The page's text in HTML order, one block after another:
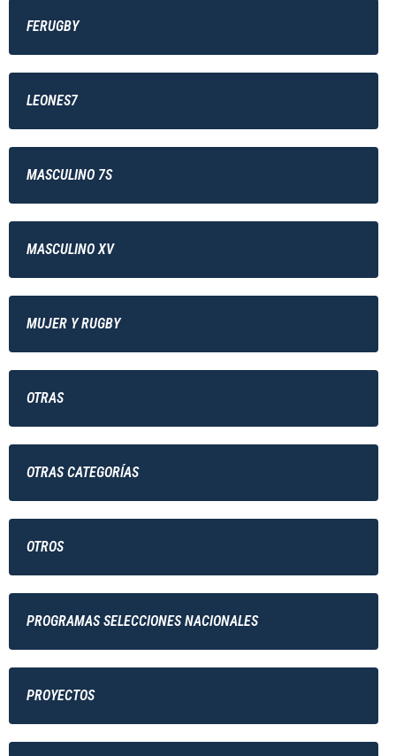
FERUGBY
LEONES7
MASCULINO 7S
MASCULINO XV
MUJER Y RUGBY
OTRAS
OTRAS CATEGORÍAS
OTROS
PROGRAMAS SELECCIONES NACIONALES
PROYECTOS